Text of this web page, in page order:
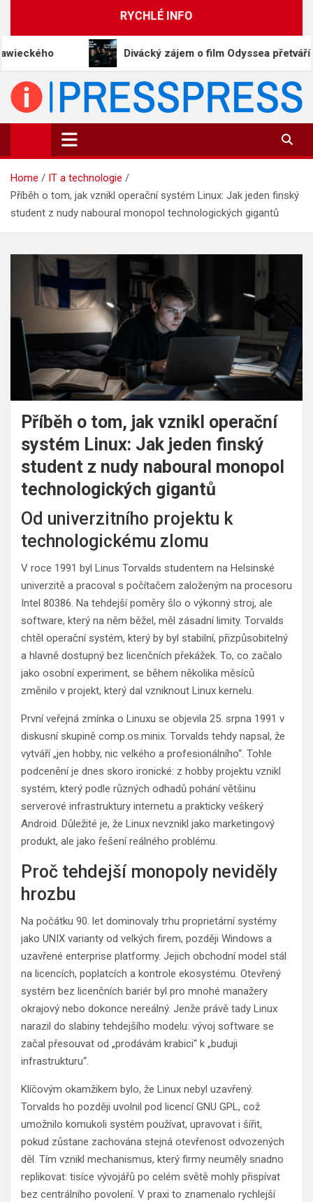
RYCHLÉ INFO
Divácký zájem o film Odyssea přetváří Homéra na
PressPress.cz
Vaše zprávy v souvislostech
Home
IT a technologie
Příběh o tom, jak vznikl operační systém Linux: Jak jeden finský
student z nudy naboural monopol technologických gigantů
Příběh o tom, jak vznikl operační
systém Linux: Jak jeden finský
student z nudy naboural monopol
technologických gigantů
Od univerzitního projektu k
technologickému zlomu
V roce 1991 byl Linus Torvalds studentem na Helsinské
univerzitě a pracoval s počítačem založeným na procesoru
Intel 80386. Na tehdejší poměry šlo o výkonný stroj, ale
software, který na něm běžel, měl zásadní limity. Torvalds
chtěl operační systém, který by byl stabilní, přizpůsobitelný
a hlavně dostupný bez licenčních překážek. To, co začalo
jako osobní experiment, se během několika měsíců
změnilo v projekt, který dal vzniknout Linux kernelu.
První veřejná zmínka o Linuxu se objevila 25. srpna 1991 v
diskusní skupině comp.os.minix. Torvalds tehdy napsal, že
vytváří „jen hobby, nic velkého a profesionálního“. Tohle
podcenění je dnes skoro ironické: z hobby projektu vznikl
systém, který podle různých odhadů pohání většinu
serverové infrastruktury internetu a prakticky veškerý
Android. Důležité je, že Linux nevznikl jako marketingový
produkt, ale jako řešení reálného problému.
Proč tehdejší monopoly neviděly
hrozbu
Na počátku 90. let dominovaly trhu proprietární systémy
jako UNIX varianty od velkých firem, později Windows a
uzavřené enterprise platformy. Jejich obchodní model stál
na licencích, poplatcích a kontrole ekosystému. Otevřený
systém bez licenčních bariér byl pro mnohé manažery
okrajový nebo dokonce nereálný. Jenže právě tady Linux
narazil do slabiny tehdejšího modelu: vývoj software se
začal přesouvat od „prodávám krabici“ k „buduji
infrastrukturu“.
Klíčovým okamžikem bylo, že Linux nebyl uzavřený.
Torvalds ho později uvolnil pod licencí GNU GPL, což
umožnilo komukoli systém používat, upravovat i šířit,
pokud zůstane zachována stejná otevřenost odvozených
děl. Tím vznikl mechanismus, který firmy neuměly snadno
replikovat: tisíce vývojářů po celém světě mohly přispívat
bez centrálního povolení. V praxi to znamenalo rychlejší